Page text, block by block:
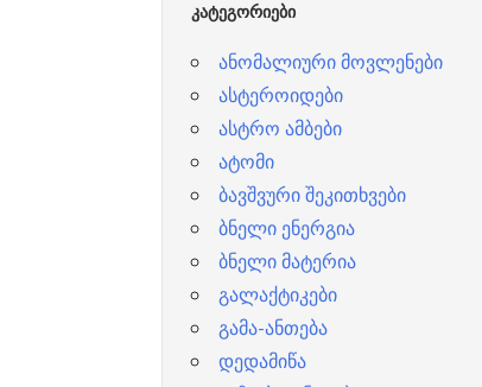
ᲙᲐᲢᲔᲒᲝᲠᲘᲔᲑᲘ
ანომალიური მოვლენები
ასტეროიდები
ასტრო ამბები
ატომი
ბავშვური შეკითხვები
ბნელი ენერგია
ბნელი მატერია
გალაქტიკები
გამა-ანთება
დედამიწა